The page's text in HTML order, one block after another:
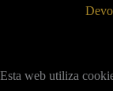
Esta web utiliza